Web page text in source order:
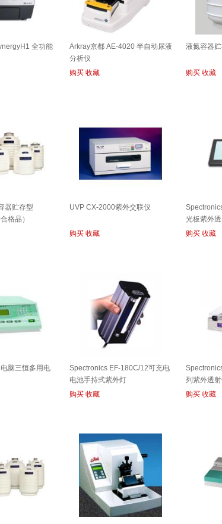
全功能
Arkray京都 AE-4020 半自动尿液
分析仪
购买 收藏
液氮容器
购买 收藏
器贮存型
格品）
UVP CX-2000紫外交联仪
购买 收藏
光板紫外
购买 收藏
脑三恒多用电
Spectronics EF-180C/12可充电
电池手持式紫外灯
购买 收藏
列紫外透
购买 收藏